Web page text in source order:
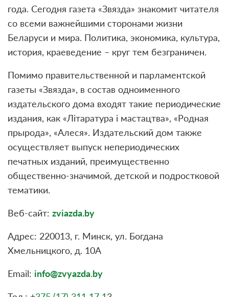
года. Сегодня газета «Звязда» знакомит читателя
со всеми важнейшими сторонами жизни
Беларуси и мира. Политика, экономика, культура,
история, краеведение – круг тем безграничен.
Помимо правительственной и парламентской
газеты «Звязда», в состав одноименного
издательского дома входят такие периодические
издания, как «Літаратура і мастацтва», «Родная
прырода», «Алеся». Издательский дом также
осуществляет выпуск непериодических
печатных изданий, преимущественно
общественно-значимой, детской и подростковой
тематики.
Веб-сайт: zviazda.by
Адрес: 220013, г. Минск, ул. Богдана
Хмельницкого, д. 10А
Email: info@zvyazda.by